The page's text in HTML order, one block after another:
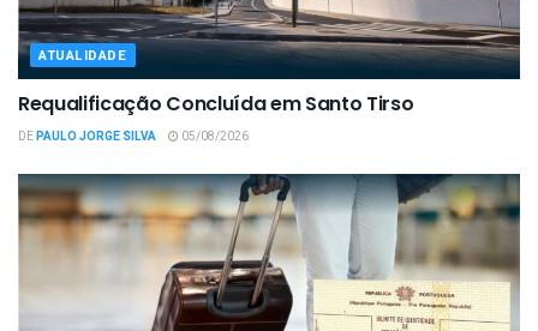
ATUALIDADE
Requalificação Concluída em Santo Tirso
DEPAULO JORGE SILVA 05/08/2026